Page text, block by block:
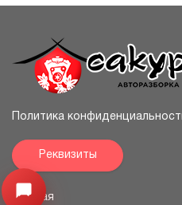
Открыть меню
Политика
Реквизиты
Главная